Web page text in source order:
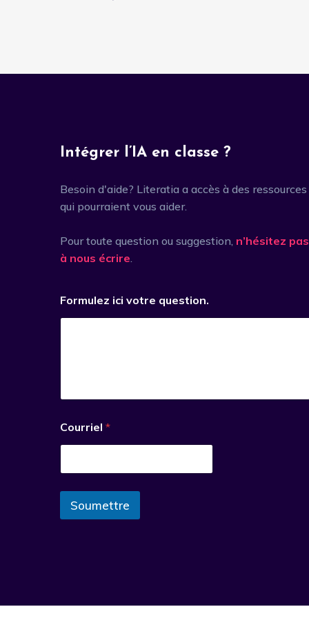
Intégrer l’IA en classe ?
Besoin d'aide? Literatia a accès à des ressources
qui pourraient vous aider.
Pour toute question ou suggestion, n’hésitez pas
à nous écrire.
Formulez ici votre question.
Courriel *
Soumettre